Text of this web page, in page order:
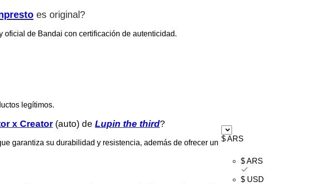
$ ARS
$ ARS
$ USD
es original ?
oficial de Bandai con certificación de autenticidad.
legítimos.
x Creator(auto) de Lupin the third?
garantiza su durabilidad y resistencia, además de ofrecer un